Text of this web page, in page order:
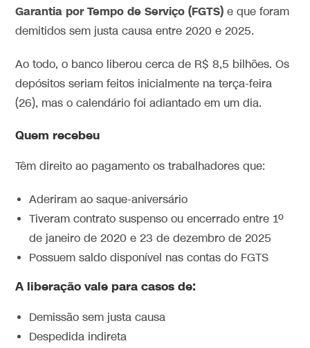
Garantia por Tempo de Serviço (FGTS) e que foram
demitidos sem justa causa entre 2020 e 2025.
Ao todo, o banco liberou cerca de R$ 8,5 bilhões. Os
depósitos seriam feitos inicialmente na terça-feira
(26), mas o calendário foi adiantado em um dia.
Quem recebeu
Têm direito ao pagamento os trabalhadores que:
Aderiram ao saque-aniversário
Tiveram contrato suspenso ou encerrado entre 1º
de janeiro de 2020 e 23 de dezembro de 2025
Possuem saldo disponível nas contas do FGTS
A liberação vale para casos de:
Demissão sem justa causa
Despedida indireta